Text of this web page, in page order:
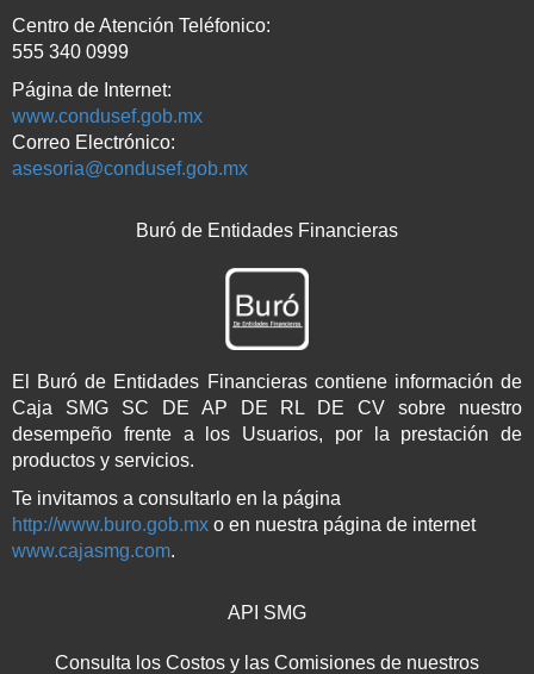
Centro de Atención Teléfonico:
555 340 0999
Página de Internet:
www.condusef.gob.mx
Correo Electrónico:
asesoria@condusef.gob.mx
Buró de Entidades Financieras
El Buró de Entidades Financieras contiene información de
Caja SMG SC DE AP DE RL DE CV sobre nuestro
desempeño frente a los Usuarios, por la prestación de
productos y servicios.
Te invitamos a consultarlo en la página
http://www.buro.gob.mx o en nuestra página de internet
www.cajasmg.com.
API SMG
Consulta los Costos y las Comisiones de nuestros